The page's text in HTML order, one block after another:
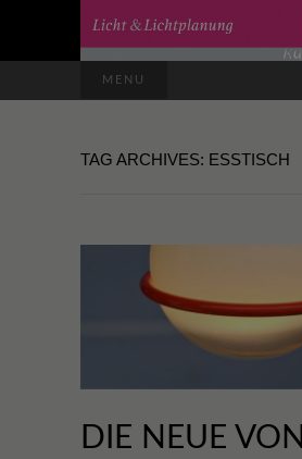
MENU
TAG ARCHIVES: ESSTISCH
DIE NEUE VON